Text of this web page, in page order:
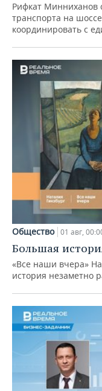
Рифкат Минниханов
транспорта на
координировать с
Общество 01 авг,
Большая
«Все наши вчера»
история незаметно